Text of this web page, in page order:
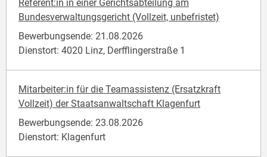
Referent:in in einer Gerichtsabteilung am
Bundesverwaltungsgericht (Vollzeit, unbefristet)
Bewerbungsende: 21.08.2026
Dienstort: 4020 Linz, Derfflingerstraße 1
Mitarbeiter:in für die Teamassistenz (Ersatzkraft
Vollzeit) der Staatsanwaltschaft Klagenfurt
Bewerbungsende: 23.08.2026
Dienstort: Klagenfurt